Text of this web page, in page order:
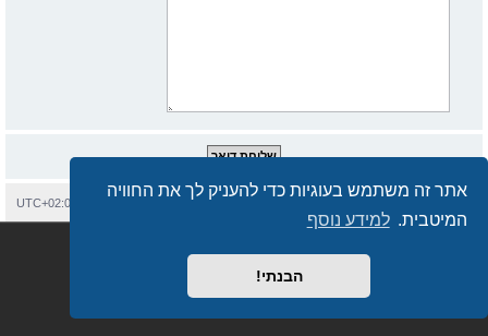
אתר זה משתמש בעוגיות כדי להעניק לך את החוויה
המיטבית. למידע נוסף
הבנתי!
UTC+02:00 מחיקת עוגיות
Revolution style by
מבוסס עלphpBB.co.il - פורומים בעברית . © 2017 - phpBB.co.il.